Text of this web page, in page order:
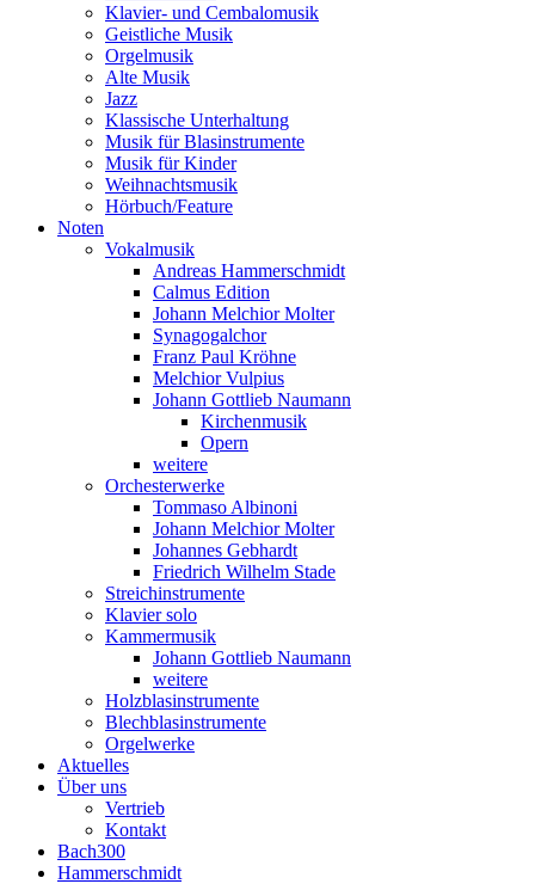
Klavier- und Cembalomusik
Geistliche Musik
Orgelmusik
Alte Musik
Jazz
Klassische Unterhaltung
Musik für Blasinstrumente
Musik für Kinder
Weihnachtsmusik
Hörbuch/Feature
Noten
Vokalmusik
Andreas Hammerschmidt
Calmus Edition
Johann Melchior Molter
Synagogalchor
Franz Paul Kröhne
Melchior Vulpius
Johann Gottlieb Naumann
Kirchenmusik
Opern
weitere
Orchesterwerke
Tommaso Albinoni
Johann Melchior Molter
Johannes Gebhardt
Friedrich Wilhelm Stade
Streichinstrumente
Klavier solo
Kammermusik
Johann Gottlieb Naumann
weitere
Holzblasinstrumente
Blechblasinstrumente
Orgelwerke
Aktuelles
Über uns
Vertrieb
Kontakt
Bach300
Hammerschmidt